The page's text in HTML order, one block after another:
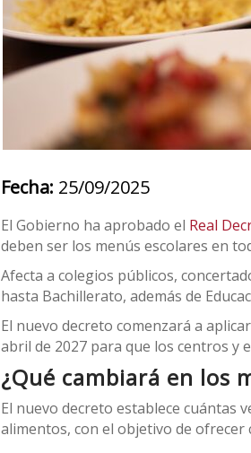
Fecha: 25/09/2025
El Gobierno ha aprobado el Real
deben ser los menús escolares en
Afecta a colegios públicos,
hasta Bachillerato, además de
El nuevo decreto comenzará a
abril de 2027 para que los centros y
¿Qué cambiará en los
El nuevo decreto establece cuántas
alimentos, con el objetivo de ofrecer